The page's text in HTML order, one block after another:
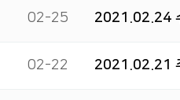
02-25 2021.02.24
02-22 2021.02.21